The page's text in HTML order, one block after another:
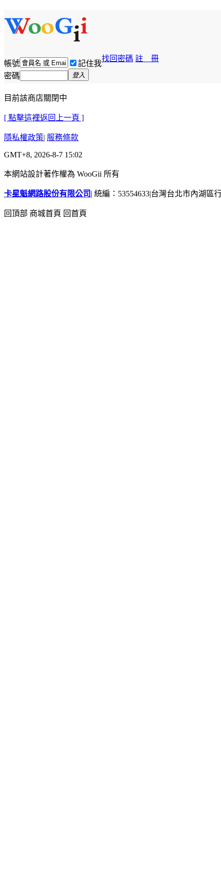
帳號 記住我
找回密碼 註 冊
密碼 登入
目前該商店關閉中
[ 點擊這裡返回上一頁 ]
隱私權政策| 服務條款
GMT+8, 2026-8-7 15:02
本網站設計著作權為 WooGii 所有
卡星魁網路股份有限公司 | 統編：53554633|台灣台北市內湖區
回頂部 商城首頁 回首頁